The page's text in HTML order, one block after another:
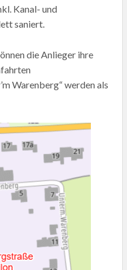
Kanal- und
saniert.
die Anlieger ihre
Warenberg“ werden als